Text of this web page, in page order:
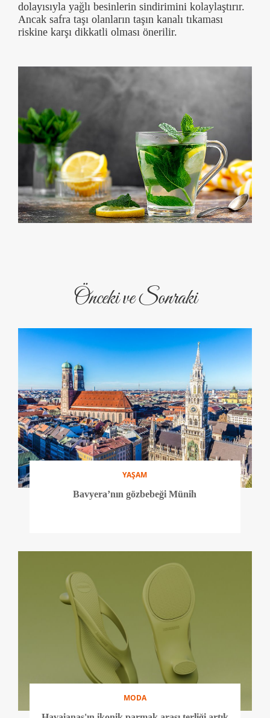
dolayısıyla yağlı besinlerin sindirimini kolaylaştırır.
Ancak safra taşı olanların taşın kanalı tıkaması
riskine karşı dikkatli olması önerilir.
Önceki ve Sonraki
YAŞAM
Bavyera’nın gözbebeği Münih
MODA